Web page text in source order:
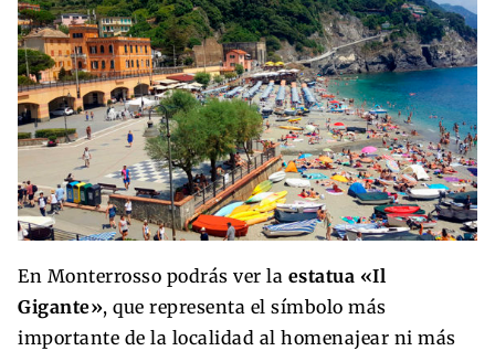
En Monterrosso podrás ver la estatua «Il
Gigante», que representa el símbolo más
importante de la localidad al homenajear ni más